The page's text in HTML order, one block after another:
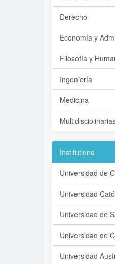
Derecho
Economía y
Filosofía y
Ingeniería
Medicina
Institutions
Universidad de
Universidad
Universidad de
Universidad de
Universidad